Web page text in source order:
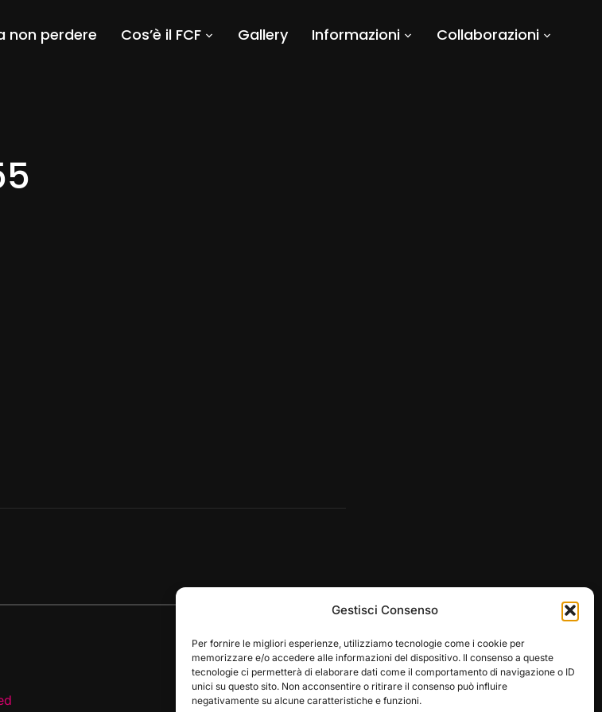
Gestisci Consenso
Per fornire le migliori esperienze, utilizziamo tecnologie come i cookie per
memorizzare e/o accedere alle informazioni del dispositivo. Il consenso a queste
tecnologie ci permetterà di elaborare dati come il comportamento di navigazione o ID
unici su questo sito. Non acconsentire o ritirare il consenso può influire
negativamente su alcune caratteristiche e funzioni.
non perdere Cos’è il FCF Gallery Informazioni
Collaborazioni
Designed by